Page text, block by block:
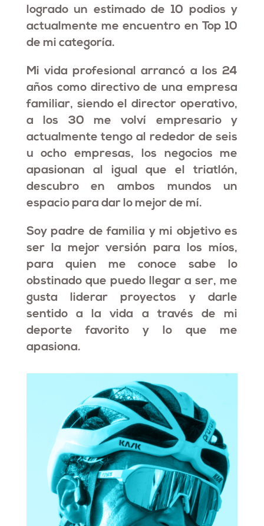
logrado un estimado de 10 podios y
actualmente me encuentro en Top 10
de mi categoría.
Mi vida profesional arrancó a los 24
años como directivo de una empresa
familiar, siendo el director operativo,
a los 30 me volví empresario y
actualmente tengo al rededor de seis
u ocho empresas, los negocios me
apasionan al igual que el triatlón,
descubro en ambos mundos un
espacio para dar lo mejor de mí.
Soy padre de familia y mi objetivo es
ser la mejor versión para los míos,
para quien me conoce sabe lo
obstinado que puedo llegar a ser, me
gusta liderar proyectos y darle
sentido a la vida a través de mi
deporte favorito y lo que me
apasiona.